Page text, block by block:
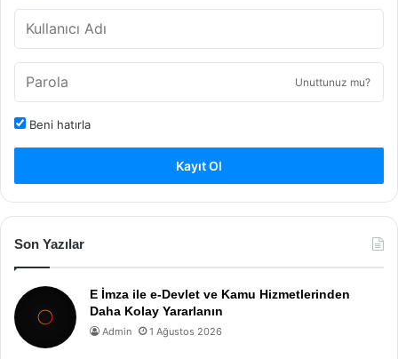
Unuttunuz mu?
Beni hatırla
Kayıt Ol
Son Yazılar
E İmza ile e-Devlet ve Kamu Hizmetlerinden
Daha Kolay Yararlanın
Admin 1 Ağustos 2026